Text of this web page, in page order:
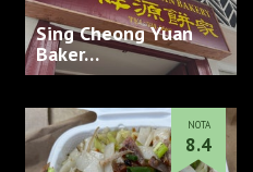
Sing Cheong Yuan
Baker…
NOTA
8.4